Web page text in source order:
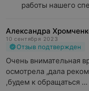
работы нашего
Александра
10 сентября 2023
Отзыв подтвержден
Очень внимательная
осмотрела ,дала
,будем к обращаться ...